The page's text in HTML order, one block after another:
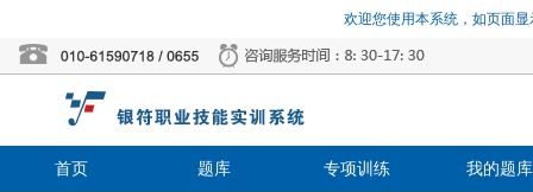
欢迎您使用本系统，如页面
首页 题库 专项训练 我的题库